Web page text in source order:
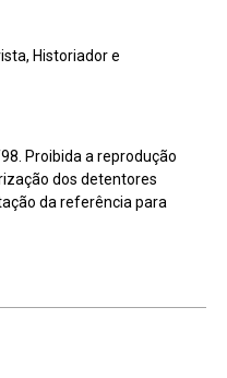
Historiador e
Proibida a reprodução
dos detentores
da referência para